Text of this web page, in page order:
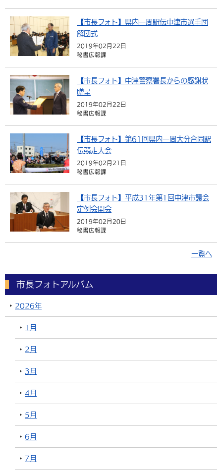
選挙 外国人の方向け情報
手当・助成 健康・医療
相談・支援・情報 計画・施策
観光なび スポットを探す
遊ぶ・体験する
買う・おみやげ 四季のイベント・祭り
市政情報
中津市について
地方創生・地域活性化 広報・広聴
【市長フォト】県内一周駅伝中津市選手団
解団式
2019年02月22日
秘書広報課
【市長フォト】中津警察署長からの感謝状
贈呈
2019年02月22日
秘書広報課
【市長フォト】第61回県内一周大分合同駅
伝競走大会
2019年02月21日
秘書広報課
【市長フォト】平成31年第1回中津市議会
定例会開会
2019年02月20日
秘書広報課
一覧へ
市長フォトアルバム
2026年
1月
2月
3月
4月
5月
6月
7月